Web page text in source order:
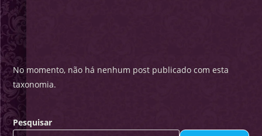
No momento, não há nenhum post publicado com esta
taxonomia.
Pesquisar